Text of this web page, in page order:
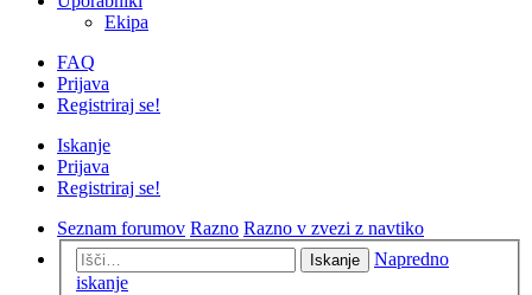
Ekipa
FAQ
Prijava
Registriraj se!
Iskanje
Prijava
Registriraj se!
Seznam forumov Razno Razno v zvezi z navtiko
Iskanje
Napredno
iskanje